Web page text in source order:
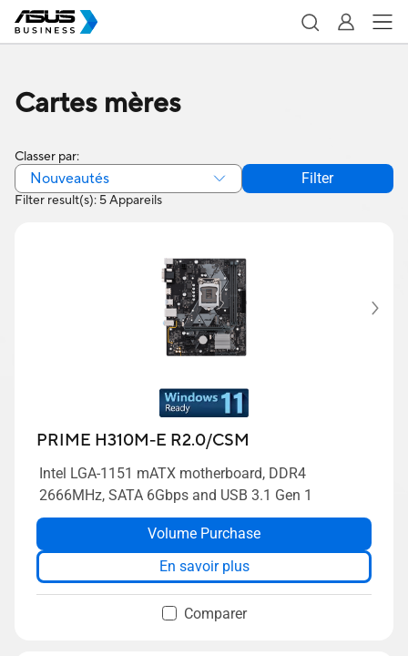
Cartes mères
Filter result(s): 5 Appareils
Classer par:
Nouveautés Filter
PRIME H310M-E R2.0/CSM
Intel LGA-1151 mATX motherboard, DDR4
2666MHz, SATA 6Gbps and USB 3.1 Gen 1
Volume Purchase
En savoir plus
Comparer